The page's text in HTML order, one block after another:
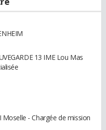
13 IME Lou Mas
- Chargée de mission